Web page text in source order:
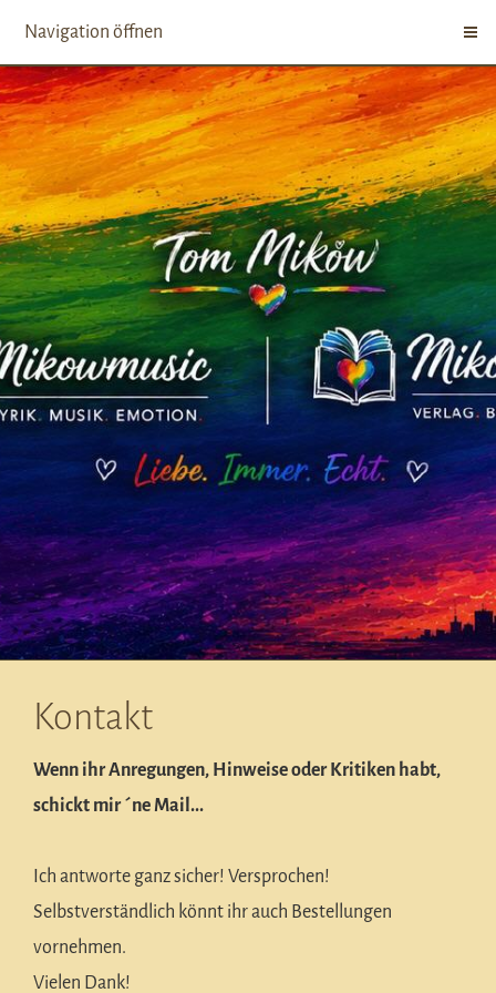
Navigation öffnen
Kontakt
Wenn ihr Anregungen, Hinweise oder Kritiken habt,
schickt mir ´ne Mail...
Ich antworte ganz sicher! Versprochen!
Selbstverständlich könnt ihr auch Bestellungen
vornehmen.
Vielen Dank!